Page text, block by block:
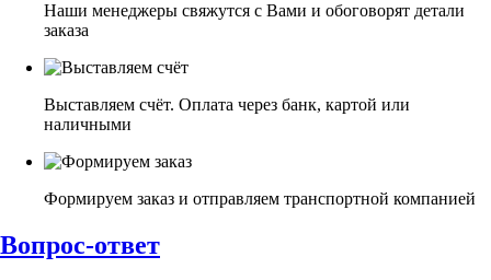
Наши менеджеры свяжутся с Вами и обоговорят детали
заказа
Выставляем счёт. Оплата через банк, картой или
наличными
Формируем заказ и отправляем транспортной компанией
Вопрос-ответ